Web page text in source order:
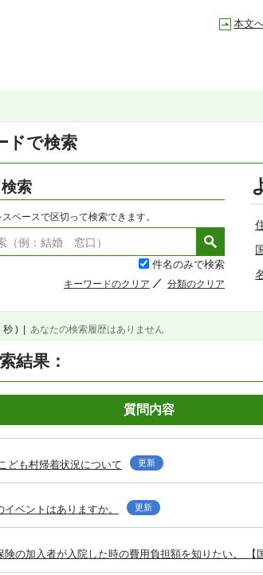
本文
ドで検索
索
ペースで区切って検索できます。
件名のみで検索
キーワードのクリア 分類のクリア
結果：
秒 ) あなたの検索履歴はありません
質問内容
ども村帰着状況について 更新
イベントはありますか。 更新
険の加入者が入院した時の費用負担額を知りたい。 【